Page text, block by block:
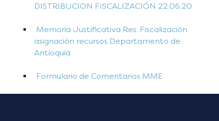
DISTRIBUCION FISCALIZACIÓN 22.06.20
Memoria Justificativa Res. Fiscalización
asignación recursos Departamento de
Antioquia
Formulario de Comentarios MME